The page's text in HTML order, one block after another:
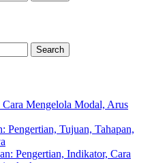
Search
Mengelola Modal, Arus
Pengertian, Tujuan, Tahapan,
Pengertian, Indikator, Cara